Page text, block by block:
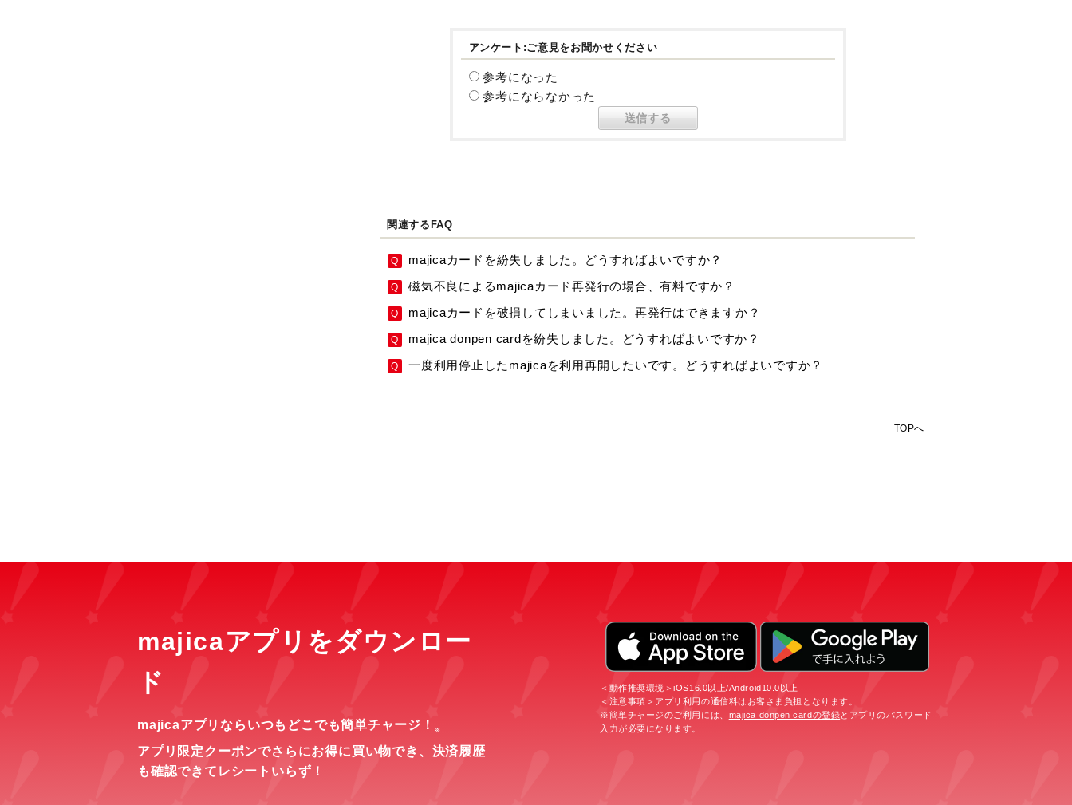
アンケート:ご意見をお聞かせください
参考になった
参考にならなかった
関連するFAQ
majicaカードを紛失しました。どうすればよいですか？
磁気不良によるmajicaカード再発行の場合、有料ですか？
majicaカードを破損してしまいました。再発行はできますか？
majica donpen cardを紛失しました。どうすればよいですか？
一度利用停止したmajicaを利用再開したいです。どうすればよいですか？
TOPへ
majicaアプリをダウンロー
ド
majicaアプリならいつもどこでも簡単チャージ！ ※
アプリ限定クーポンでさらにお得に買い物でき、 決済履歴
も確認できてレシートいらず！
＜動作推奨環境＞iOS16.0以上/Android10.0以上
＜注意事項＞アプリ利用の通信料はお客さま負担となります。
※簡単チャージのご利用には、 majica donpen cardの登録とアプリのパスワード
入力が必要になります。